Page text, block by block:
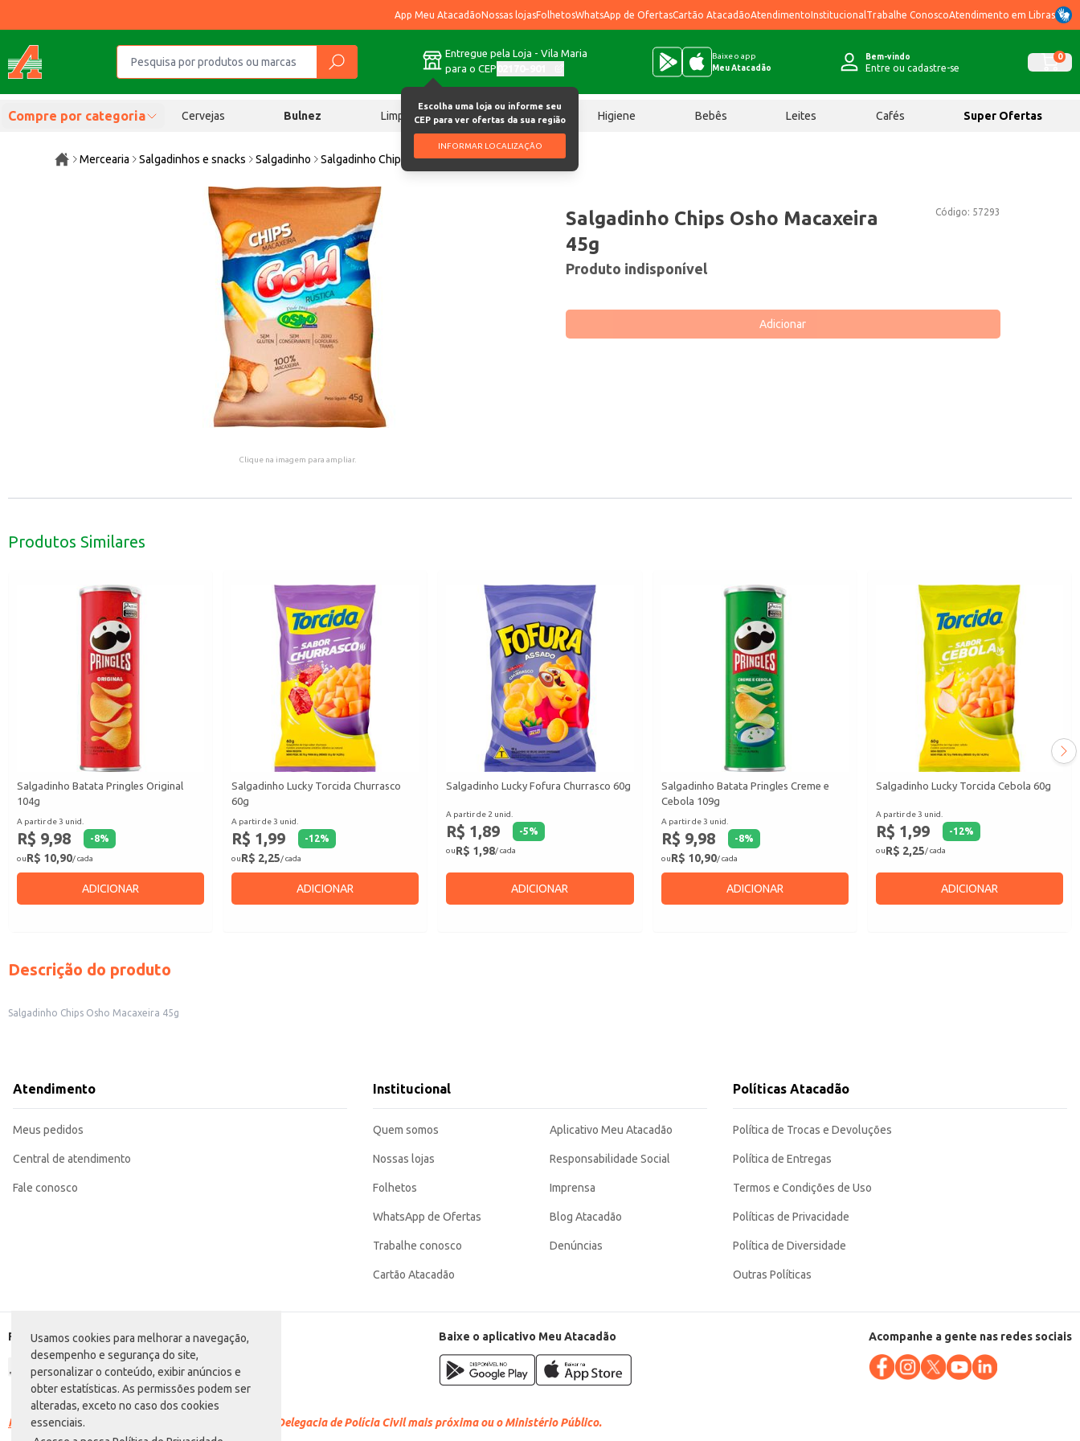
Usamos cookies para melhorar a navegação,
desempenho e segurança do site,
personalizar o conteúdo, exibir anúncios e
obter estatísticas. As permissões podem ser
alteradas, exceto no caso dos cookies
essenciais.
App Meu AtacadãoNossas lojasFolhetosWhatsApp de OfertasCartão AtacadãoAtendimentoInstitucional Trabalhe ConoscoAtendimento em Libras
Entregue pela Loja - Vila Maria
para o CEP
Escolha uma loja ou informe seu
CEP para ver ofertas da sua região
INFORMAR LOCALIZAÇÃO
Baixe o app
Meu Atacadão
Bem-vindo
Entre ou cadastre-se
0
Compre por categoria Cervejas Bulnez Limpeza Chocolates Higiene Bebês Leites Cafés Super Ofertas
Mercearia Salgadinhos e snacks Salgadinho Salgadinho Chips Osho Macaxeira 45g
Clique na imagem para ampliar.
Código: 57293
Salgadinho Chips Osho Macaxeira
45g
Produto indisponível
Adicionar
Produtos Similares
Salgadinho Batata Pringles Original
104g
A partir de 3 unid.
R$ 9,98 -8%
ouR$ 10,90/ cada
ADICIONAR
Salgadinho Lucky Torcida Churrasco
60g
A partir de 3 unid.
R$ 1,99 -12%
ouR$ 2,25/ cada
ADICIONAR
Salgadinho Lucky Fofura Churrasco 60g
A partir de 2 unid.
R$ 1,89 -5%
ouR$ 1,98/ cada
ADICIONAR
Salgadinho Batata Pringles Creme e
Cebola 109g
A partir de 3 unid.
R$ 9,98 -8%
ouR$ 10,90/ cada
ADICIONAR
Salgadinho Lucky Torcida Cebola 60g
A partir de 3 unid.
R$ 1,99 -12%
ouR$ 2,25/ cada
ADICIONAR
Descrição do produto
Salgadinho Chips Osho Macaxeira 45g
Atendimento
Meus pedidos
Central de atendimento
Fale conosco
Institucional
Quem somos
Nossas lojas
Folhetos
WhatsApp de Ofertas
Trabalhe conosco
Cartão Atacadão
Aplicativo Meu Atacadão
Responsabilidade Social
Imprensa
Blog Atacadão
Denúncias
Políticas Atacadão
Política de Trocas e Devoluções
Política de Entregas
Termos e Condições de Uso
Políticas de Privacidade
Política de Diversidade
Outras Políticas
Formas de pagamento Baixe o aplicativo Meu Atacadão Acompanhe a gente nas redes sociais
Racismo é crime. Denuncie. Disque 100 ou procure a Delegacia de Polícia Civil mais próxima ou o Ministério Público.